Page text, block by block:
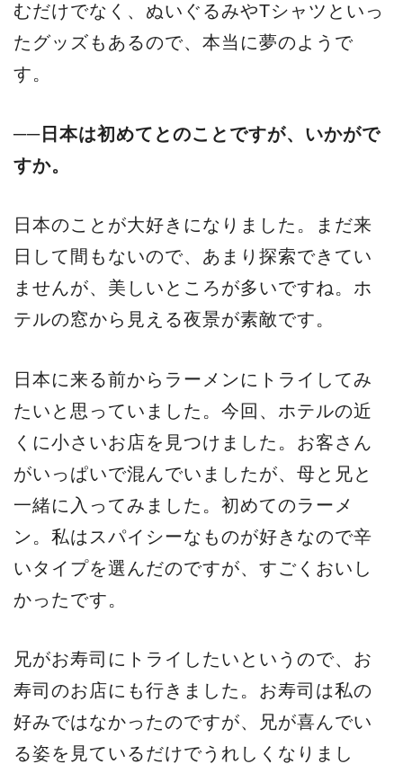
むだけでなく、ぬいぐるみやTシャツといっ
たグッズもあるので、本当に夢のようで
す。
──日本は初めてとのことですが、いかがで
すか。
日本のことが大好きになりました。まだ来
日して間もないので、あまり探索できてい
ませんが、美しいところが多いですね。ホ
テルの窓から見える夜景が素敵です。
日本に来る前からラーメンにトライしてみ
たいと思っていました。今回、ホテルの近
くに小さいお店を見つけました。お客さん
がいっぱいで混んでいましたが、母と兄と
一緒に入ってみました。初めてのラーメ
ン。私はスパイシーなものが好きなので辛
いタイプを選んだのですが、すごくおいし
かったです。
兄がお寿司にトライしたいというので、お
寿司のお店にも行きました。お寿司は私の
好みではなかったのですが、兄が喜んでい
る姿を見ているだけでうれしくなりまし